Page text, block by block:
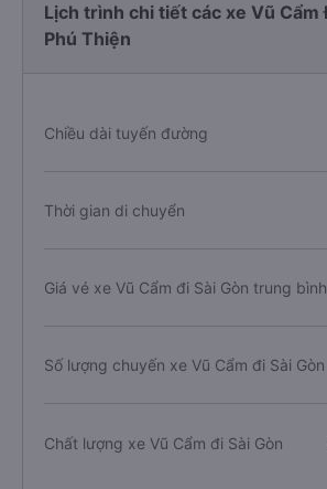
Lịch trình chi tiết các xe Vũ Cẩm
Phú Thiện
Chiều dài tuyến đường
Thời gian di chuyển
Giá vé xe Vũ Cẩm đi Sài Gòn trung bình
Số lượng chuyến xe Vũ Cẩm đi Sài Gòn
Chất lượng xe Vũ Cẩm đi Sài Gòn